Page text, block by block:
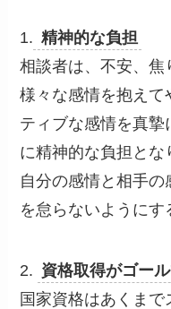
1. 精神的な負担
相談者は、不安、焦
様々な感情を抱え
ティブな感情を真
に精神的な負担とな
自分の感情と相手
を怠らないようにす
2. 資格取得がゴー
国家資格はあくま